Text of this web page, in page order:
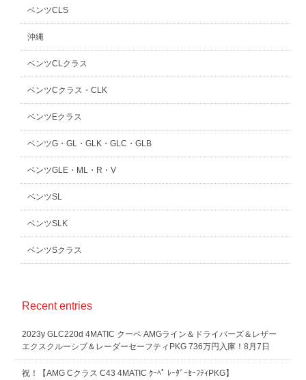
ベンツCLS
沖縄
ベンツCLクラス
ベンツCクラス・CLK
ベンツEクラス
ベンツG・GL・GLK・GLC・GLB
ベンツGLE・ML・R・V
ベンツSL
ベンツSLK
ベンツSクラス
Recent entries
2023y GLC220d 4MATIC クーペ AMGライン＆ドライバーズ＆レザー
エクスクルーシブ＆レーダーセーフティPKG 736万円入庫！8月7日
祝！【AMG Cクラス C43 4MATIC ｸｰﾍﾟ ﾚｰﾀﾞｰｾｰﾌﾃｨPKG】